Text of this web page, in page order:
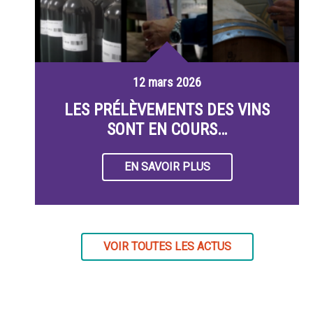
12 mars 2026
LES PRÉLÈVEMENTS DES VINS
SONT EN COURS…
EN SAVOIR PLUS
VOIR TOUTES LES ACTUS